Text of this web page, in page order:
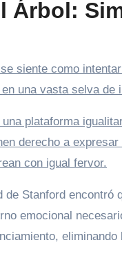
Árbol:
siente como
una vasta selva
plataforma
derecho a
con igual fervor.
de Stanford
emocional